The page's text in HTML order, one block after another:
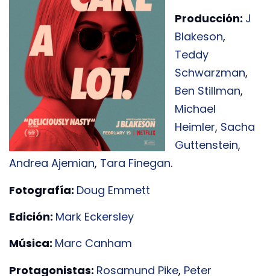
Producción: J
Blakeson,
Teddy
Schwarzman,
Ben Stillman,
Michael
Heimler, Sacha
Guttenstein,
Andrea Ajemian, Tara Finegan.
Fotografía: Doug Emmett
Edición: Mark Eckersley
Música: Marc Canham
Protagonistas: Rosamund Pike, Peter